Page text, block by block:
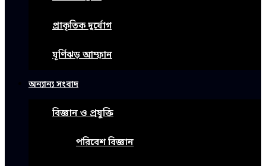
প্রাকৃতিক দুর্যোগ
ঘূর্ণিঝড় আম্ফান
অন্যান্য সংবাদ
বিজ্ঞান ও প্রযুক্তি
পরিবেশ বিজ্ঞান